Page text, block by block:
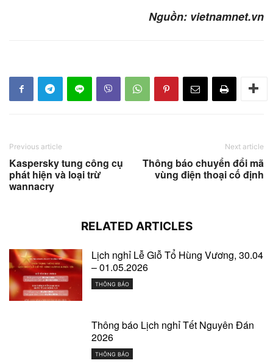
Nguồn: vietnamnet.vn
Previous article
Kaspersky tung công cụ
phát hiện và loại trừ
wannacry
Next article
Thông báo chuyển đổi mã
vùng điện thoại cố định
RELATED ARTICLES
Lịch nghỉ Lễ Giỗ Tổ Hùng Vương, 30.04
– 01.05.2026
THÔNG BÁO
Thông báo Lịch nghỉ Tết Nguyên Đán
2026
THÔNG BÁO